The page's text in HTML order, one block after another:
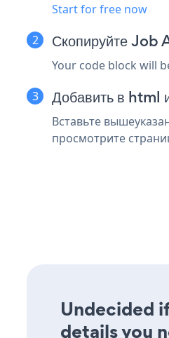
Start for free now
Скопируйте
Your code block will
Добавить в html
Вставьте
просмотрите
Undecided
details you